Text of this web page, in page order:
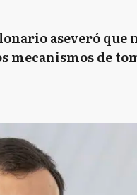
aseveró
mecanismos de